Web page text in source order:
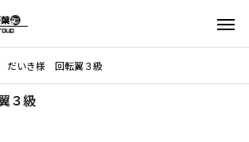
だいき様 回転翼３級
３級